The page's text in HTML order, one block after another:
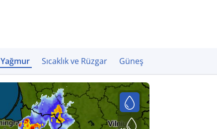
Yağmur Sıcaklık ve Rüzgar Güneş